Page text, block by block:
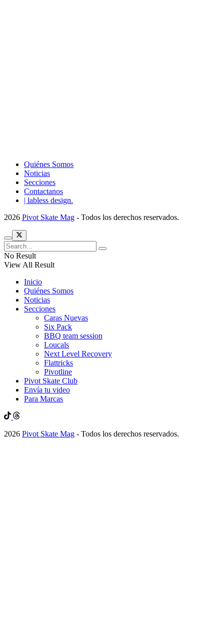
Quiénes Somos
Noticias
Secciones
Contactanos
| labless design.
2026 Pivot Skate Mag - Todos los derechos reservados.
No Result
View All Result
Inicio
Quiénes Somos
Noticias
Secciones
Caras Nuevas
Six Pack
BBQ team session
Loucals
Next Level Recovery
Flattricks
Pivotline
Pivot Skate Club
Envía tu video
Para Marcas
2026 Pivot Skate Mag - Todos los derechos reservados.